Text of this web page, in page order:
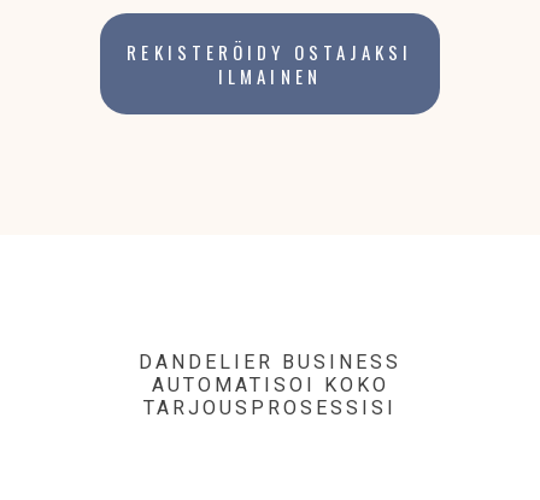
REKISTERÖIDY OSTAJAKSI
ILMAINEN
DANDELIER BUSINESS
AUTOMATISOI KOKO
TARJOUSPROSESSISI